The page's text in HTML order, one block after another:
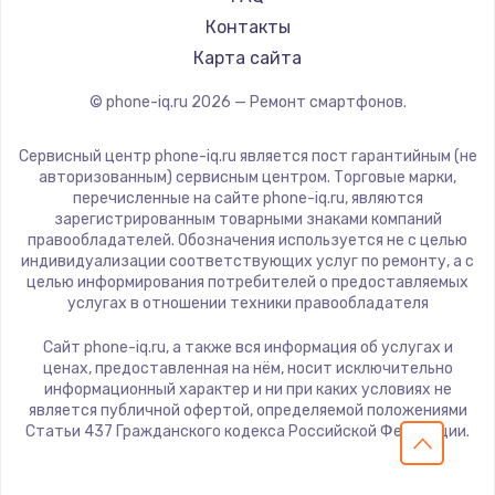
1600 руб.
Заказать
880 руб.
Заказать
Замена видеочипа
2745 руб.
Замена северного моста
2600 руб.
Ремонт смартфонов Nothing
Ремонт смартфонов iQOO
Motorola
Prestigio
Elephone
BlackView
Google
Vertu
Tp-Link
Nubia
Land Rover
Acer
Контакты
Карта сайта
© phone-iq.ru 2026 — Ремонт смартфонов.
Сервисный центр phone-iq.ru является пост гарантийным (не
авторизованным) сервисным центром. Торговые марки,
перечисленные на сайте phone-iq.ru, являются
зарегистрированным товарными знаками компаний
правообладателей. Обозначения используется не с целью
индивидуализации соответствующих услуг по ремонту, а с
целью информирования потребителей о предоставляемых
услугах в отношении техники правообладателя
Сайт phone-iq.ru, а также вся информация об услугах и
ценах, предоставленная на нём, носит исключительно
информационный характер и ни при каких условиях не
является публичной офертой, определяемой положениями
Статьи 437 Гражданского кодекса Российской Федерации.